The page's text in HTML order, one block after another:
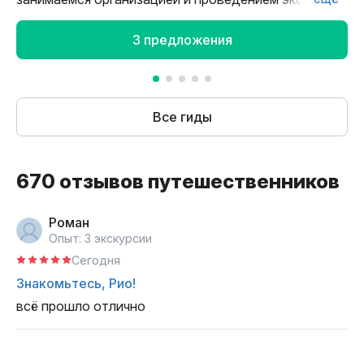
в Рио-де-Жанейро и его окрестностях. Нас
отличает профессионализм и стремление избегать
штампов. Наши экскурсии креативны и несут
позитивный настрой, соответствуя стилю жизни
кариок (так называют жителей Рио). Приглашаем
вас убедиться в этом самостоятельно!
3 предложения
Все гиды
670 отзывов путешественников
Роман
Опыт: 3 экскурсии
Сегодня
Знакомьтесь, Рио!
всё прошло отлично